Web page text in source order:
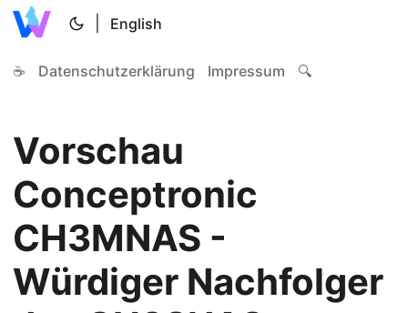
English
☕ Datenschutzerklärung Impressum 🔍
Vorschau
Conceptronic
CH3MNAS -
Würdiger Nachfolger